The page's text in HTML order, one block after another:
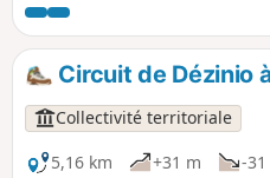
creux. Longeant les ruisseaux,
surplombant la vallée du
serez sous le charme des
caractère et des petits
Circuit de Dézinio
Collectivité territoriale
5,16 km
+31 m
-